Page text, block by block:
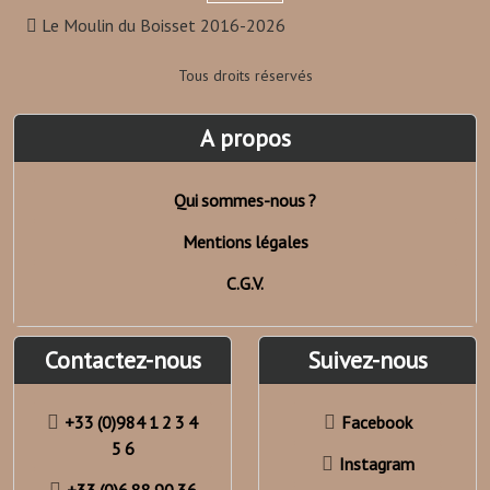
Le Moulin du Boisset 2016-2026
Tous droits réservés
A propos
Qui sommes-nous ?
Mentions légales
C.G.V.
Contactez-nous
+33 (0)984 1 2 3 4
5 6
Suivez-nous
Facebook
Instagram